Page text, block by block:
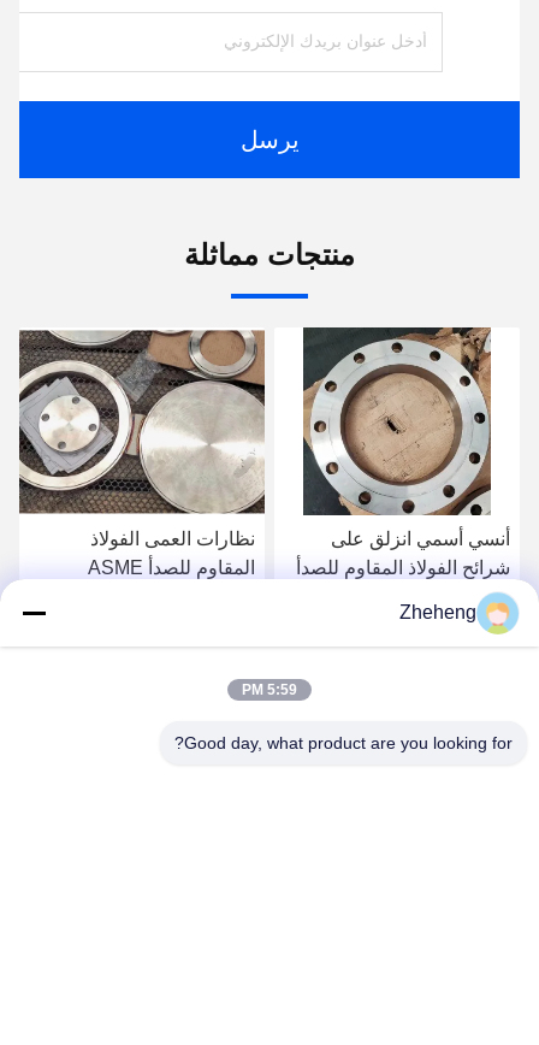
يرسل
منتجات مماثلة
أنسي أسمي انزلق على
شرائح الفولاذ المقاوم للصدأ
DN50 Sch40 Cdwn014
احصل على افضل سعر
نظارات العمى الفولاذ
المقاوم للصدأ ASME
احصل على افضل سعر
Zheheng
5:59 PM
Good day, what product are you looking for?